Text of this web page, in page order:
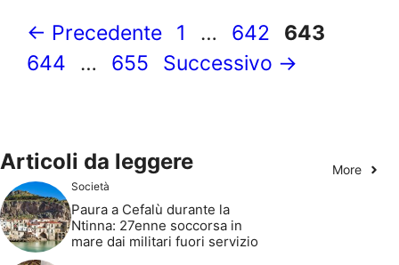
← Precedente Pagina
1 … Pagina
642 Pagina
643
644
… Pagina
655 Successivo →
Articoli da leggere More
Società
Paura a Cefalù durante la
Ntinna: 27enne soccorsa in
mare dai militari fuori servizio